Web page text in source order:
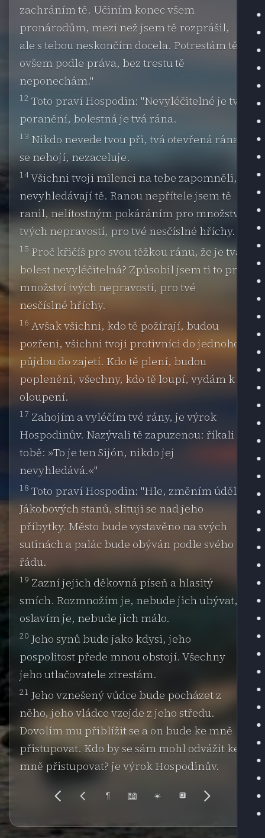
zachráním tě. Učiním konec všem
pronárodům, mezi než jsem tě rozprášil,
ale s tebou neskončím docela. Potrestám tě
ovšem podle práva, bez trestu tě
neponechám."
12 Toto praví Hospodin: "Nevyléčitelné je tvé
poranění, bolestná je tvá rána.
13 Nikdo nevede tvou při, tvá otevřená rána
se nehojí, nezaceluje.
14Všichni tvoji milenci na tebe zapomněli,
nevyhledávají tě. Ranou nepřítele jsem tě
ranil, nelítostným pokáráním pro množství
tvých nepravostí, pro tvé nesčíslné hříchy.
15 Proč křičíš pro svou těžkou ránu, že je tvá
bolest nevyléčitelná? Způsobil jsem ti to pro
množství tvých nepravostí, pro tvé
nesčíslné hříchy.
16 Avšak všichni, kdo tě požírají, budou
pozřeni, všichni tvoji protivníci do jednoho
půjdou do zajetí. Kdo tě plení, budou
popleněni, všechny, kdo tě loupí, vydám k
oloupení.
17 Zahojím a vyléčím tvé rány, je výrok
Hospodinův. Nazývali tě zapuzenou: říkali o
tobě: »To je ten Sijón, nikdo jej
nevyhledává.«"
18 Toto praví Hospodin: "Hle, změním úděl
Jákobových stanů, slituji se nad jeho
příbytky. Město bude vystavěno na svých
sutinách a palác bude obýván podle svého
řádu.
19 Zazní jejich děkovná píseň a hlasitý
smích. Rozmnožím je, nebude jich ubývat,
oslavím je, nebude jich málo.
20 Jeho synů bude jako kdysi, jeho
pospolitost přede mnou obstojí. Všechny
jeho utlačovatele ztrestám.
21 Jeho vznešený vůdce bude pocházet z
něho, jeho vládce vzejde z jeho středu.
Dovolím mu přiblížit se a on bude ke mně
přistupovat. Kdo by se sám mohl odvážit ke
mně přistupovat? je výrok Hospodinův.
¶ 📖 ☀️ 🔲